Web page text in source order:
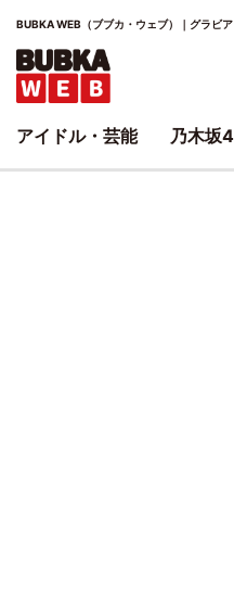
BUBKA WEB（ブブカ・ウェブ）｜グラビ
アイドル・芸能 乃木坂